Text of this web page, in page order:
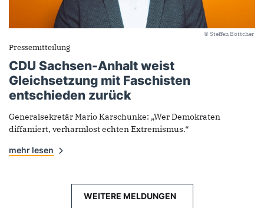
© Steffen Böttcher
Pressemitteilung
CDU Sachsen-Anhalt weist
Gleichsetzung mit Faschisten
entschieden zurück
Generalsekretär Mario Karschunke: „Wer Demokraten
diffamiert, verharmlost echten Extremismus.“
mehr lesen
WEITERE MELDUNGEN